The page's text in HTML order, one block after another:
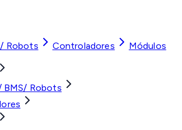
Robots Controladores Módulos
BMS/ Robots